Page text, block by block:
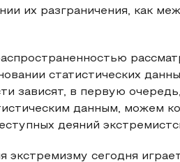
их разграничения, как
статистических
зависят, в первую
данным, можем
деяний
экстремизму сегодня